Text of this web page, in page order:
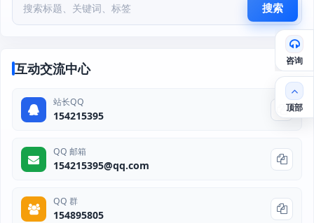
搜索
互动交流中心
站长QQ
154215395
QQ 邮箱
154215395@qq.com
QQ 群
154895805
咨询
顶部